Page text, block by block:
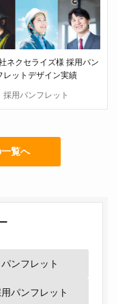
ネクセライズ様 採用パン
レットデザイン実績
採用パンフレット
覧へ
パンフレット
パンフレット